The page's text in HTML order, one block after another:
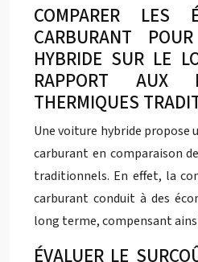
COMPARER LES
CARBURANT
HYBRIDE SUR LE
RAPPORT AUX
THERMIQUES
Une voiture hybride propose
carburant en comparaison
traditionnels. En effet, la
carburant conduit à des
long terme, compensant
ÉVALUER LE